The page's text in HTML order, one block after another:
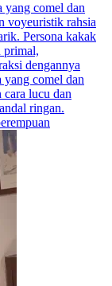
yang comel dan
voyeuristik rahsia
Persona kakak
primal,
dengannya
yang comel dan
cara lucu dan
ringan.